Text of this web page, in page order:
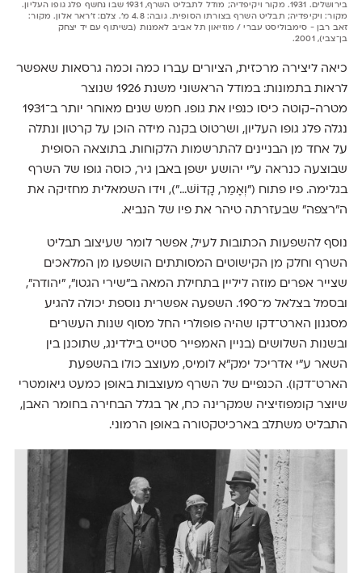
בירושלים. 1931. מקור ויקיפדיה; מודל לתבליט השרף, 1931 שבו נחשף פלג גופו העליון.
מקור: ויקיפדיה; תבליט השרף בצורתו הסופית. גובה: 4.8 מ'. צלם: ז'ראר אלון. מקור:
זאב רבן - סימבוליסט עברי / מוזיאון תל אביב לאמנות (בשיתוף עם יד יצחק
בן־צבי), 2001.
כיאה ליצירה מרכזית, הציורים עברו כמה וכמה גרסאות שאפשר
לראות בתמונות: במודל הראשוני משנת 1926 שנוצר
מטרה-קוטה כיסו כנפיו את גופו. חמש שנים מאוחר יותר ב־1931
נגלה פלג גופו העליון, ושרטוט בקנה מידה הוכן על קרטון ונתלה
על אחד מן הבניינים להתרשמות הלקוחות. בתוצאה הסופית
שבוצעה כנראה ע"י יהושע ישפן באבן גיר, כוסה גופו של השרף
בגלימה. פיו פתוח ("וְאָמַר, קָדוֹשׁ..."), וידו השמאלית מחזיקה את
ה"רצפה" שבעזרתה טיהר את פיו של הנביא.
נוסף להשפעות הכתובות לעיל, אפשר לומר שעיצוב תבליט
השרף וחלק מן הקישוטים המסותתים הושפעו מן המלאכים
שצייר אפרים מוזה ליליין בתחילת המאה ב"שירי הגטו", "יהודה",
ובסמל בצלאל מ־190. השפעה אפשרית נוספת יכולה להגיע
מסגנון הארט־דקו שהיה פופולרי החל מסוף שנות העשרים
ובשנות השלושים (בניין האמפייר סטייט בילדינג, שתוכנן בין
השאר ע"י אדריכל ימק"א לומיס, מעוצב כולו בהשפעת
הארט־דקו). הכנפיים של השרף מעוצבות באופן כמעט גיאומטרי
שיוצר קומפוזיציה שמקרינה כח, אך בגלל הבחירה בחומר האבן,
התבליט משתלב בארכיטקטורה באופן הרמוני.